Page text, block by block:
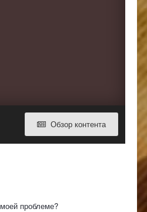
Обзор контента
проблеме?